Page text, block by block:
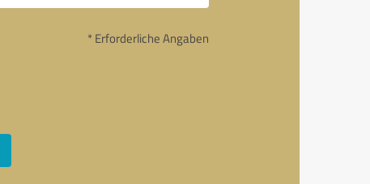
* Erforderliche Angaben